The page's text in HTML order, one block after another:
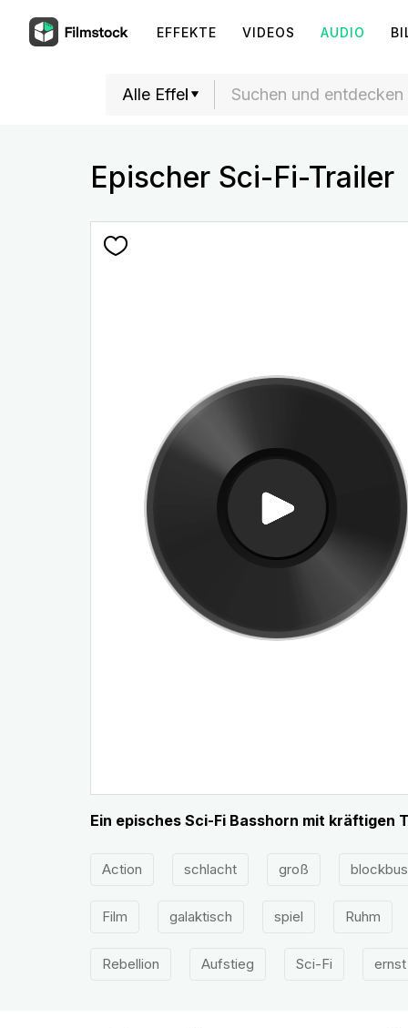
EFFEKTE VIDEOS AUDIO
Epischer Sci-Fi-Trailer
Ein episches Sci-Fi Basshorn mit kräftigen
Action schlacht groß
Film galaktisch spiel Ruhm
Rebellion Aufstieg Sci-Fi ernst